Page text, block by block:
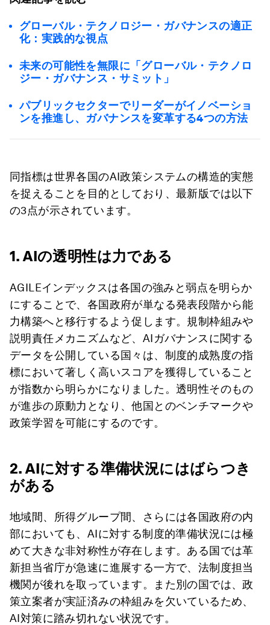
グローバル・テクノロジー・ガバナンスの適正
化：実践的な視点
未来の可能性を無限に「グローバル・テクノロ
ジー・ガバナンス・サミット」
パブリックセクターでリーダーがイノベーショ
ンを推進し、ガバナンスを変革する4つの方法
同指標は世界各国のAI政策システムの構造的実態
を捉えることを目的としており、最新版では以下
の3点が示されています。
1. AIの透明性は力である
AGILEインデックスは各国の強みと弱点を明らか
にすることで、各国政府が単なる発表段階から能
力構築へと移行するよう促します。規制枠組みや
説明責任メカニズムなど、AIガバナンスに関する
データを公開している国々は、制度的成熟度の指
標において著しく高いスコアを獲得していること
が指数から明らかになりました。透明性そのもの
が進歩の原動力となり、他国とのベンチマークや
政策学習を可能にするのです。
2. AIに対する準備状況にはばらつき
がある
地域間、所得グループ間、さらには各国政府の内
部においても、AIに対する制度的準備状況には極
めて大きな非対称性が存在します。ある国では革
新担当省庁が急速に進展する一方で、法制度担当
機関が後れを取っています。また別の国では、政
策立案者が実証済みの枠組みを欠いているため、
AI対策に踏み切れない状況です。